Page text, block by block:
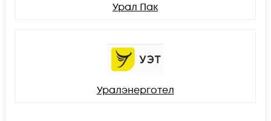
Урал Пак
Уралэнерготел